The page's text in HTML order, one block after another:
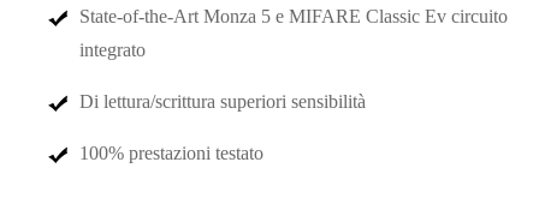
State-of-the-Art Monza 5 e MIFARE Classic Ev circuito
integrato
Di lettura/scrittura superiori sensibilità
100% prestazioni testato